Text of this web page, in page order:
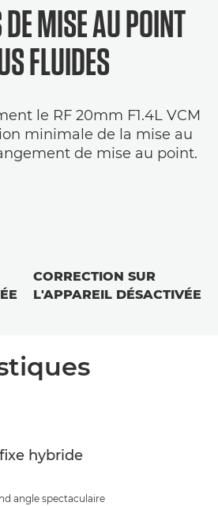
MISE AU POINT
FLUIDES
le RF 20mm F1.4L VCM
minimale de la mise au
de mise au point.
CORRECTION SUR
L'APPAREIL DÉSACTIVÉE
hybride
angle spectaculaire